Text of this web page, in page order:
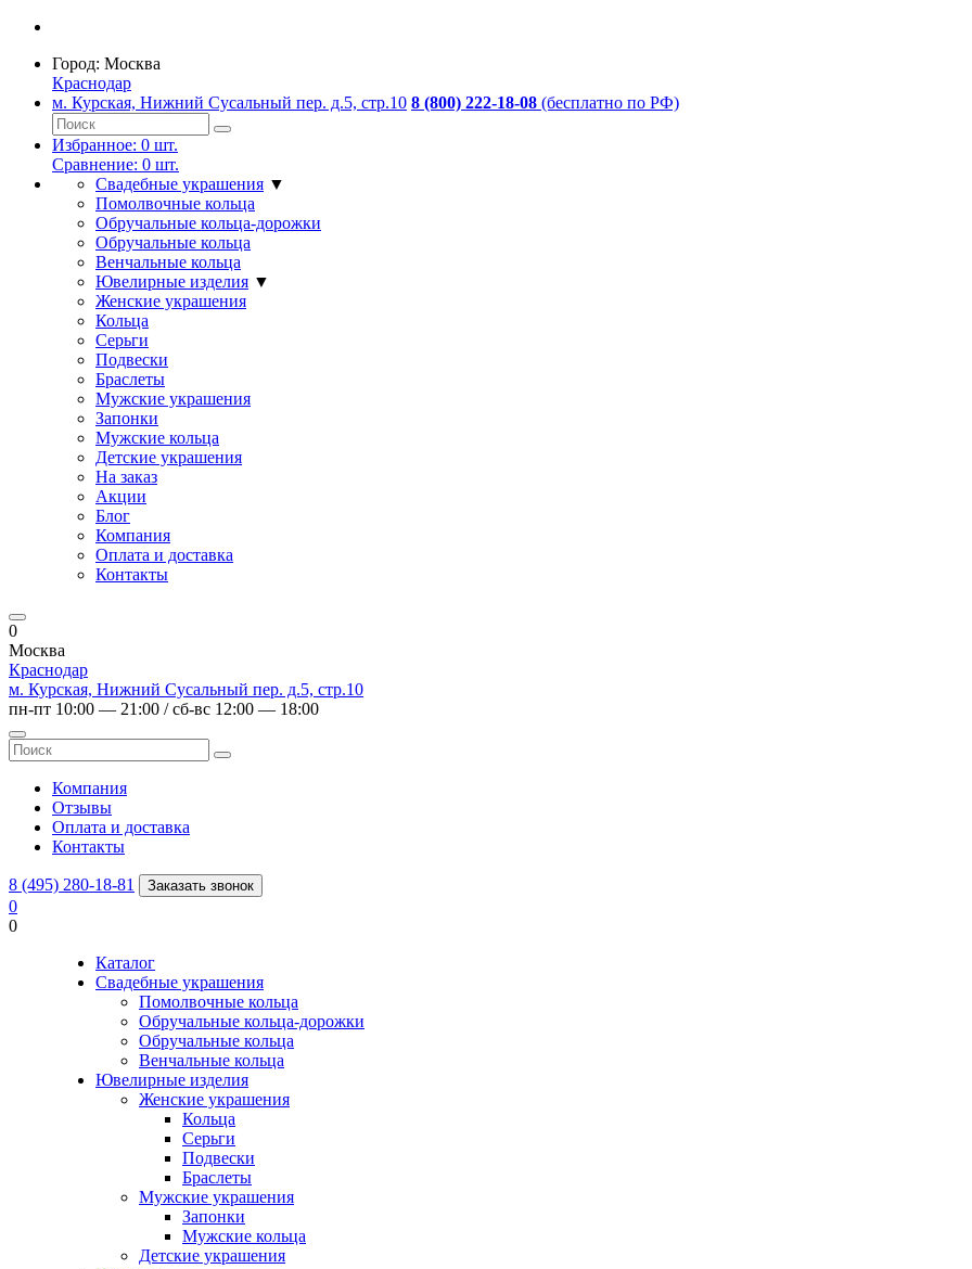
Город: Москва
Краснодар
м. Курская, Нижний Сусальный пер. д.5, стр.10 8 (800) 222-18-08 (бесплатно по РФ)
Избранное: 0 шт.
Сравнение: 0 шт.
Свадебные украшения ▼
Помолвочные кольца
Обручальные кольца-дорожки
Обручальные кольца
Венчальные кольца
Ювелирные изделия ▼
Женские украшения
Кольца
Серьги
Подвески
Браслеты
Мужские украшения
Запонки
Мужские кольца
Детские украшения
На заказ
Акции
Блог
Компания
Оплата и доставка
Контакты
0
Москва
Краснодар
м. Курская, Нижний Сусальный пер. д.5, стр.10
пн-пт 10:00 — 21:00 / сб-вс 12:00 — 18:00
Компания
Отзывы
Оплата и доставка
Контакты
8 (495) 280-18-81 Заказать звонок
0
0
Каталог
Свадебные украшения
Помолвочные кольца
Обручальные кольца-дорожки
Обручальные кольца
Венчальные кольца
Ювелирные изделия
Женские украшения
Кольца
Серьги
Подвески
Браслеты
Мужские украшения
Запонки
Мужские кольца
Детские украшения